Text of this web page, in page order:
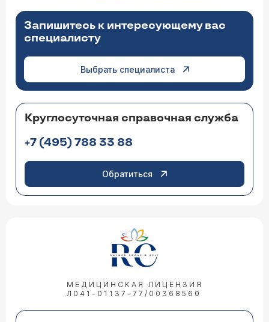
Запишитесь к интересующему вас
специалисту
Выбрать специалиста
Круглосуточная справочная служба
+7 (495) 788 33 88
Обратиться
МЕДИЦИНСКАЯ ЛИЦЕНЗИЯ
Л041-01137-77/00368560